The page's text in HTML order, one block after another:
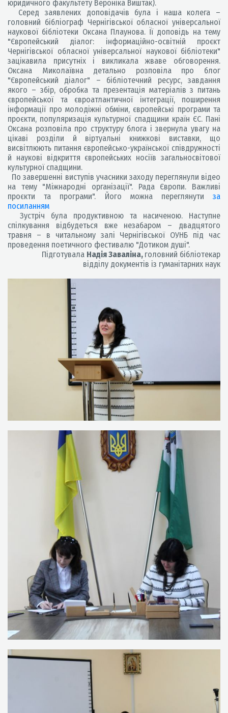
юридичного факультету Вероніка Виштак).
Серед заявлених доповідачів була і наша колега –
головний бібліограф Чернігівської обласної універсальної
наукової бібліотеки Оксана Плаунова. Її доповідь на тему
"Європейський діалог: інформаційно-освітній проєкт
Чернігівської обласної універсальної наукової бібліотеки"
зацікавила присутніх і викликала жваве обговорення.
Оксана Миколаївна детально розповіла про блог
"Європейський діалог" – бібліотечний ресурс, завдання
якого – збір, обробка та презентація матеріалів з питань
європейської та євроатлантичної інтеграції, поширення
інформації про молодіжні обміни, європейські програми та
проєкти, популяризація культурної спадщини країн ЄС. Пані
Оксана розповіла про структуру блога і звернула увагу на
цікаві розділи й віртуальні книжкові виставки, що
висвітлюють питання європейсько-української співдружності
й наукові відкриття європейських носіїв загальносвітової
культурної спадщини.
По завершенні виступів учасники заходу переглянули відео
на тему "Міжнародні організації". Рада Європи. Важливі
проєкти та програми". Його можна переглянути за
посиланням
Зустріч була продуктивною та насиченою. Наступне
спілкування відбудеться вже незабаром – двадцятого
травня – в читальному залі Чернігівської ОУНБ під час
проведення поетичного фестивалю "Дотиком душі".
Підготувала Надія Заваліна, головний бібліотекар
відділу документів із гуманітарних наук